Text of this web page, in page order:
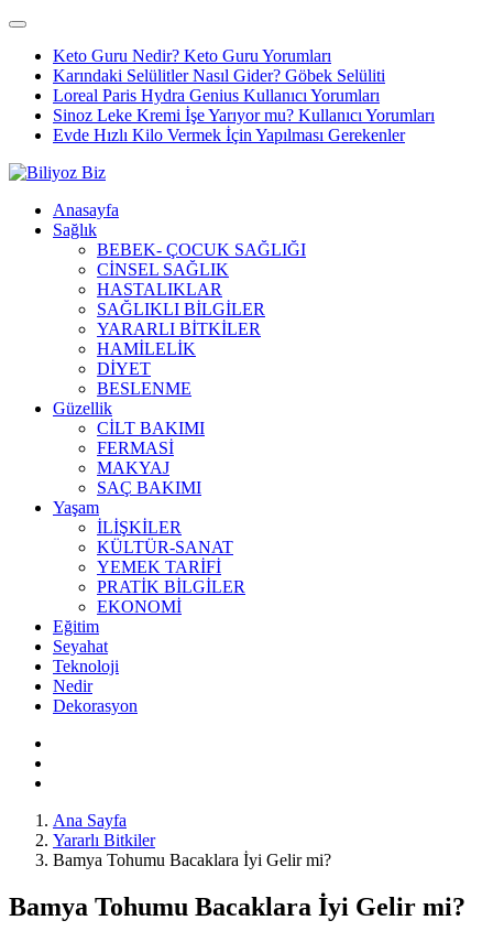
Keto Guru Nedir? Keto Guru Yorumları
Karındaki Selülitler Nasıl Gider? Göbek Selüliti
Loreal Paris Hydra Genius Kullanıcı Yorumları
Sinoz Leke Kremi İşe Yarıyor mu? Kullanıcı Yorumları
Evde Hızlı Kilo Vermek İçin Yapılması Gerekenler
Anasayfa
Sağlık
BEBEK- ÇOCUK SAĞLIĞI
CİNSEL SAĞLIK
HASTALIKLAR
SAĞLIKLI BİLGİLER
YARARLI BİTKİLER
HAMİLELİK
DİYET
BESLENME
Güzellik
CİLT BAKIMI
FERMASİ
MAKYAJ
SAÇ BAKIMI
Yaşam
İLİŞKİLER
KÜLTÜR-SANAT
YEMEK TARİFİ
PRATİK BİLGİLER
EKONOMİ
Eğitim
Seyahat
Teknoloji
Nedir
Dekorasyon
Ana Sayfa
Yararlı Bitkiler
Bamya Tohumu Bacaklara İyi Gelir mi?
Bamya Tohumu Bacaklara İyi Gelir mi?